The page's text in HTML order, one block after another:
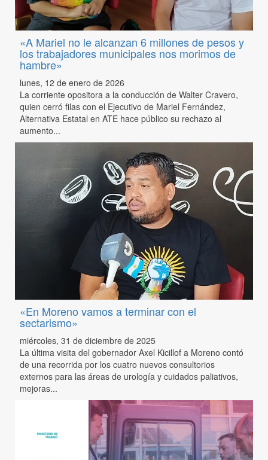
«A Mariel no le alcanzan 6 millones de pesos y
los trabajadores municipales nos morimos de
hambre»
lunes, 12 de enero de 2026
La corriente opositora a la conducción de Walter Cravero,
quien cerró filas con el Ejecutivo de Mariel Fernández,
Alternativa Estatal en ATE hace público su rechazo al
aumento...
«En Moreno vamos a terminar con el
sectarismo»
miércoles, 31 de diciembre de 2025
La última visita del gobernador Axel Kicillof a Moreno contó
de una recorrida por los cuatro nuevos consultorios
externos para las áreas de urología y cuidados paliativos,
mejoras...